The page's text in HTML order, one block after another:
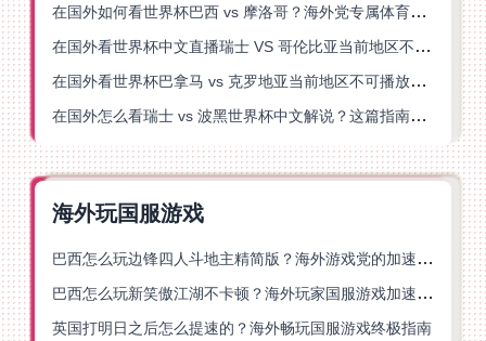
在国外如何看世界杯巴西 vs 摩洛哥？海外党专属体育观赛指南来了
在国外看世界杯中文直播瑞士 VS 哥伦比亚当前地区不可播放？这篇指南帮你搞定
在国外看世界杯巴拿马 vs 克罗地亚当前地区不可播放？这篇指南帮你轻松解决海外体育直播难题
在国外怎么看瑞士 vs 波黑世界杯中文解说？这篇指南帮你搞定所有地区限制问题
海外玩国服游戏
巴西怎么玩边锋四人斗地主精简版？海外游戏党的加速器终极选择
巴西怎么玩新笑傲江湖不卡顿？海外玩家国服游戏加速终极指南（附猫和老鼠一梦江湖实测）
英国打明日之后怎么提速的？海外畅玩国服游戏终极指南